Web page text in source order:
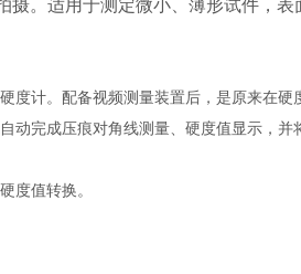
。适用于测定微小、薄形试件，表
度计。配备视频测量装置后，是原来在硬
动完成压痕对角线测量、硬度值显示，并
度值转换。